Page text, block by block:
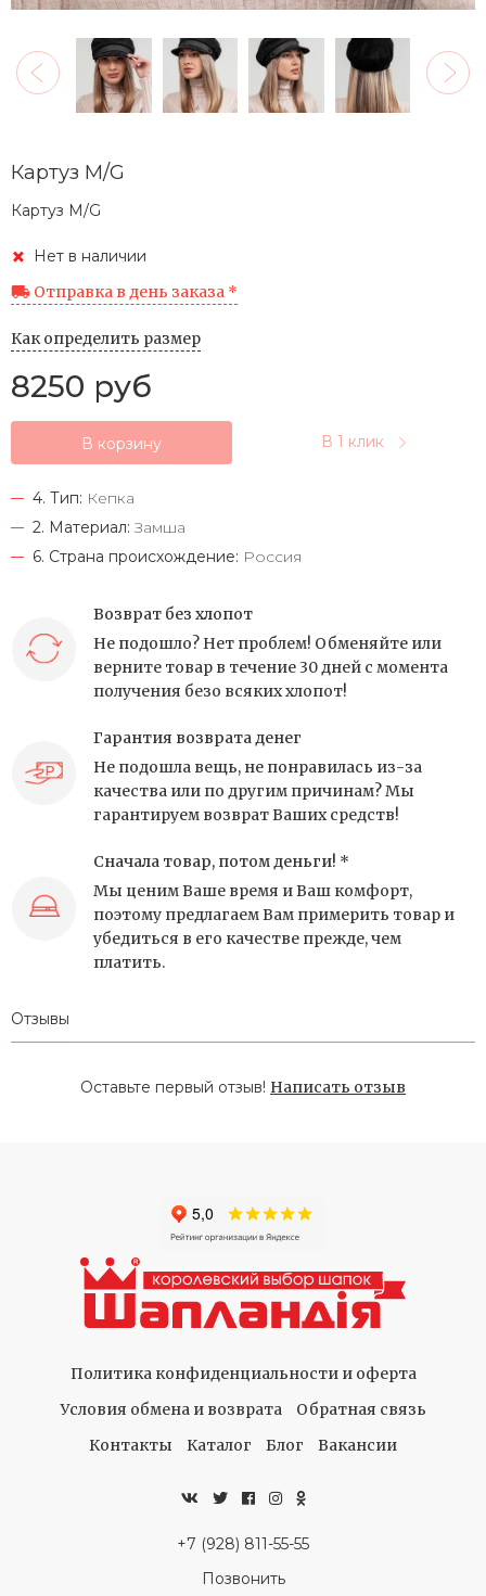
Картуз M/G
Картуз M/G
Нет в наличии
Отправка в день заказа *
Как определить размер
8250 руб
В корзину В 1 клик
4. Тип: Кепка
2. Материал: Замша
6. Страна происхождение: Россия
Возврат без хлопот
Не подошло? Нет проблем! Обменяйте или
верните товар в течение 30 дней с момента
получения безо всяких хлопот!
Гарантия возврата денег
Не подошла вещь, не понравилась из-за
качества или по другим причинам? Мы
гарантируем возврат Ваших средств!
Сначала товар, потом деньги! *
Мы ценим Ваше время и Ваш комфорт,
поэтому предлагаем Вам примерить товар и
убедиться в его качестве прежде, чем
платить.
Отзывы
Оставьте первый отзыв! Написать отзыв
Политика конфиденциальности и оферта
Условия обмена и возврата
Обратная связь
Контакты
Каталог Блог Вакансии
+7 (928) 811-55-55
Позвонить